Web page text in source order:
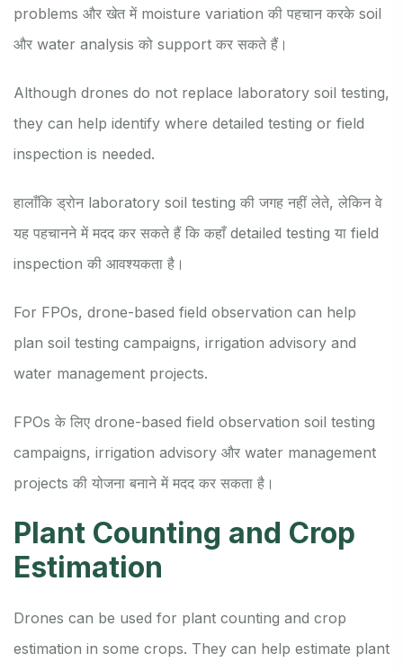
problems और खेत में moisture variation की पहचान करके soil
और water analysis को support कर सकते हैं।
Although drones do not replace laboratory soil testing,
they can help identify where detailed testing or field
inspection is needed.
हालाँकि ड्रोन laboratory soil testing की जगह नहीं लेते, लेकिन वे
यह पहचानने में मदद कर सकते हैं कि कहाँ detailed testing या field
inspection की आवश्यकता है।
For FPOs, drone-based field observation can help
plan soil testing campaigns, irrigation advisory and
water management projects.
FPOs के लिए drone-based field observation soil testing
campaigns, irrigation advisory और water management
projects की योजना बनाने में मदद कर सकता है।
Plant Counting and Crop
Estimation
Drones can be used for plant counting and crop
estimation in some crops. They can help estimate plant